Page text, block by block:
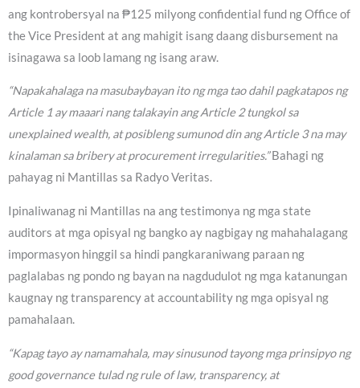
ang kontrobersyal na ₱125 milyong confidential fund ng Office of
the Vice President at ang mahigit isang daang disbursement na
isinagawa sa loob lamang ng isang araw.
“Napakahalaga na masubaybayan ito ng mga tao dahil pagkatapos ng
Article 1 ay maaari nang talakayin ang Article 2 tungkol sa
unexplained wealth, at posibleng sumunod din ang Article 3 na may
kinalaman sa bribery at procurement irregularities.”Bahagi ng
pahayag ni Mantillas sa Radyo Veritas.
Ipinaliwanag ni Mantillas na ang testimonya ng mga state
auditors at mga opisyal ng bangko ay nagbigay ng mahahalagang
impormasyon hinggil sa hindi pangkaraniwang paraan ng
paglalabas ng pondo ng bayan na nagdudulot ng mga katanungan
kaugnay ng transparency at accountability ng mga opisyal ng
pamahalaan.
“Kapag tayo ay namamahala, may sinusunod tayong mga prinsipyo ng
good governance tulad ng rule of law, transparency, at